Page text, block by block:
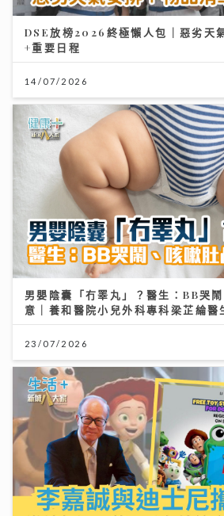
DSE放榜2026終極懶人包｜惡劣天
+重要日程
14/07/2026
男嬰陰囊「冇睪丸」？醫生：BB哭
意｜養和醫院小兒外科專科梁芷綸醫
23/07/2026